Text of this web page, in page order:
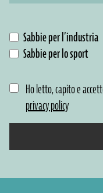
Sabbie per l’industria
Sabbie per lo sport
Ho letto, capito e
privacy policy